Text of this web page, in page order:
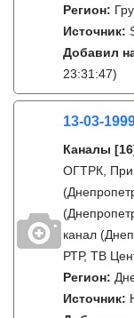
Регион:
Источник:
Добавил
23:31:47)
13-03-
Каналы
ОГТРК,
канал
РТР, ТВ
Регион:
Источник: